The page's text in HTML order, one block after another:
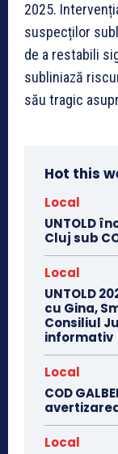
2025.
suspecților
de a restabili
subliniază
său tragic
Hot this
Local
UNTOLD
Cluj sub
Local
UNTOLD
cu Gina,
Consiliul
informativ
Local
COD
Local